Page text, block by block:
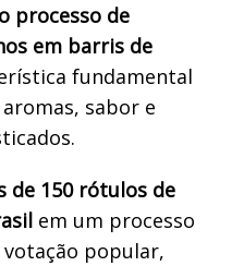
processo de
em barris de
fundamental
sabor e
de 150 rótulos de
em um processo
popular,